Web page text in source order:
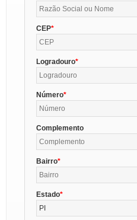
CEP
Logradouro
Número
Complemento
Bairro
Estado
PI